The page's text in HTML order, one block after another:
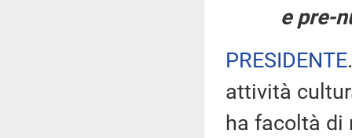
e pre-
PRESIDENTE
attività
ha facoltà di